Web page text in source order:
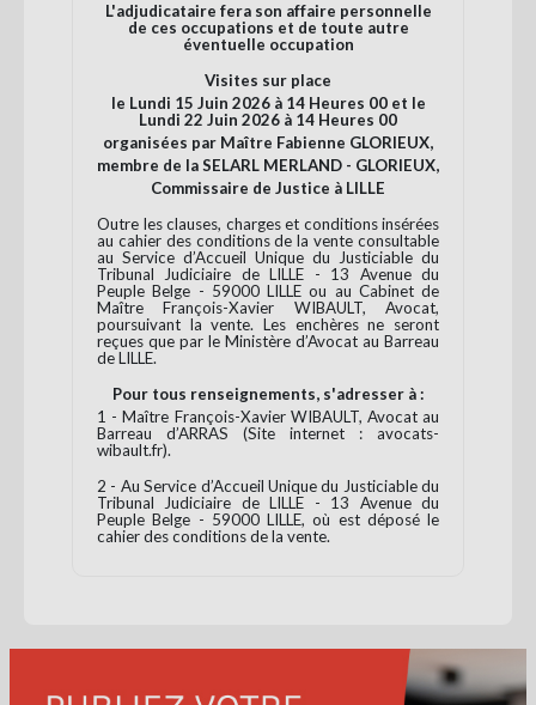
L'adjudicataire fera son affaire personnelle
de ces occupations et de toute autre
éventuelle occupation
Visites sur place
le Lundi 15 Juin 2026 à 14 Heures 00 et le
Lundi 22 Juin 2026 à 14 Heures 00
organisées par Maître Fabienne GLORIEUX,
membre de la SELARL MERLAND - GLORIEUX,
Commissaire de Justice à LILLE
Outre les clauses, charges et conditions insérées
au cahier des conditions de la vente consultable
au Service d’Accueil Unique du Justiciable du
Tribunal Judiciaire de LILLE - 13 Avenue du
Peuple Belge - 59000 LILLE ou au Cabinet de
Maître François-Xavier WIBAULT, Avocat,
poursuivant la vente. Les enchères ne seront
reçues que par le Ministère d’Avocat au Barreau
de LILLE.
Pour tous renseignements, s'adresser à :
1 - Maître François-Xavier WIBAULT, Avocat au
Barreau d’ARRAS (Site internet : avocats-
wibault.fr).
2 - Au Service d’Accueil Unique du Justiciable du
Tribunal Judiciaire de LILLE - 13 Avenue du
Peuple Belge - 59000 LILLE, où est déposé le
cahier des conditions de la vente.